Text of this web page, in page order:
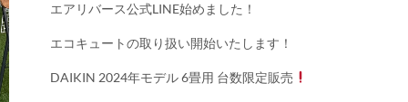
エアリバース公式LINE始めました！
エコキュートの取り扱い開始いたします！
DAIKIN 2024年モデル 6畳用 台数限定販売